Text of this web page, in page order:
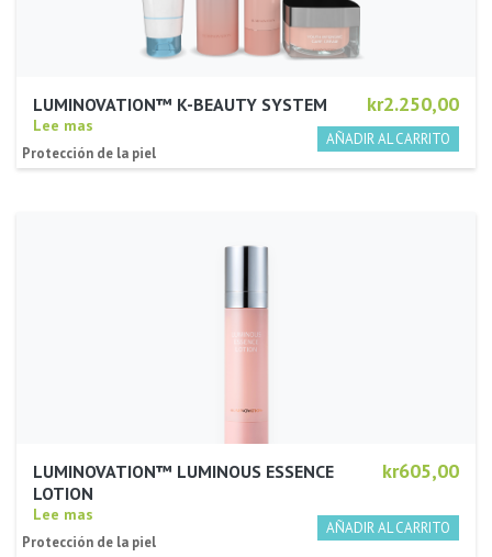
kr2.250,00
LUMINOVATION™ K-BEAUTY SYSTEM
Lee mas
Protección de la piel
kr605,00
LUMINOVATION™ LUMINOUS ESSENCE
LOTION
Lee mas
Protección de la piel